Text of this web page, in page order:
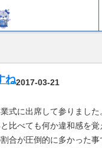
ね2017-03-21
式に出席して参りまし
比べても何か違和感を
合が圧倒的に多かった